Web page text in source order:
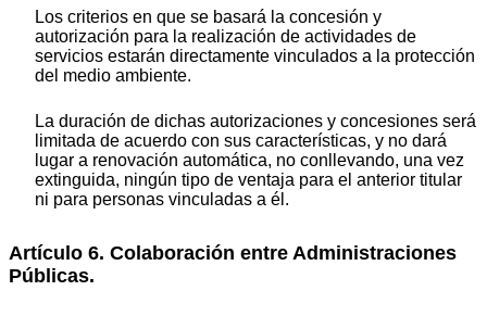
Los criterios en que se basará la concesión y
autorización para la realización de actividades de
servicios estarán directamente vinculados a la protección
del medio ambiente.
La duración de dichas autorizaciones y concesiones será
limitada de acuerdo con sus características, y no dará
lugar a renovación automática, no conllevando, una vez
extinguida, ningún tipo de ventaja para el anterior titular
ni para personas vinculadas a él.
Artículo 6. Colaboración entre Administraciones
Públicas.